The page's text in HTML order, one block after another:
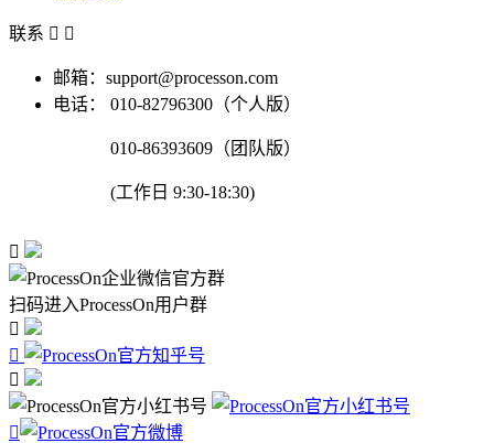
联系  
邮箱：support@processon.com
电话：
010-82796300（个人版）
010-86393609（团队版）
(工作日 9:30-18:30)

扫码进入ProcessOn用户群



